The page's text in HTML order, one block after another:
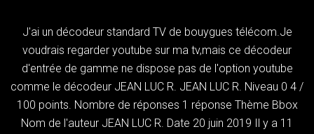
J'ai un décodeur standard TV de bouygues télécom.Je
voudrais regarder youtube sur ma tv,mais ce décodeur
d'entrée de gamme ne dispose pas de l'option youtube
comme le décodeur JEAN LUC R. JEAN LUC R. Niveau 0 4 /
100 points. Nombre de réponses 1 réponse Thème Bbox
Nom de l'auteur JEAN LUC R. Date 20 juin 2019 Il y a 11